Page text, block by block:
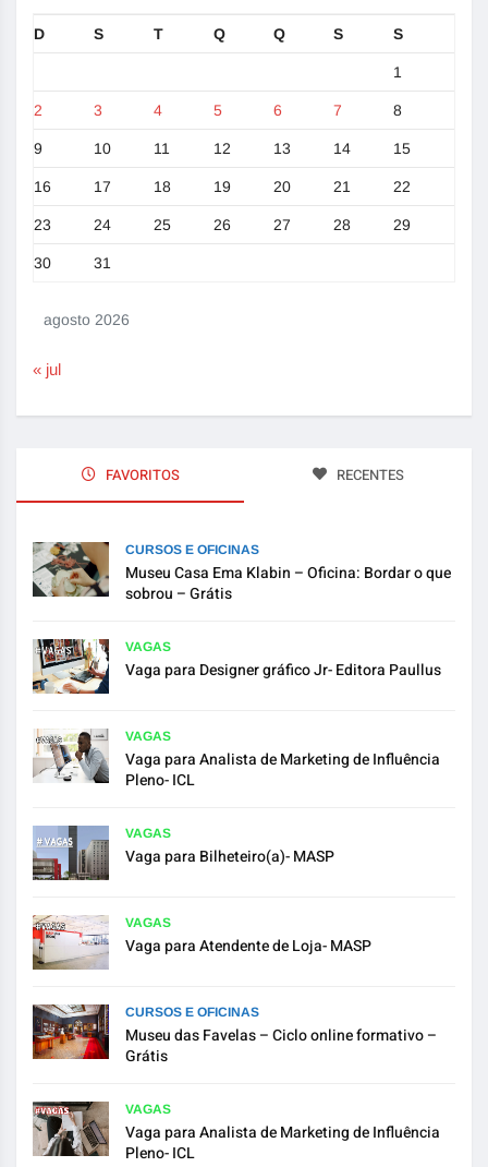
agosto 2026
D S T Q Q S S
1
2 3 4 5 6 7 8
9 10 11 12 13 14 15
16 17 18 19 20 21 22
23 24 25 26 27 28 29
30 31
« jul
FAVORITOS RECENTES
CURSOS E OFICINAS
Museu Casa Ema Klabin – Oficina: Bordar o que
sobrou – Grátis
VAGAS
Vaga para Designer gráfico Jr- Editora Paullus
VAGAS
Vaga para Analista de Marketing de Influência
Pleno- ICL
VAGAS
Vaga para Bilheteiro(a)- MASP
VAGAS
Vaga para Atendente de Loja- MASP
CURSOS E OFICINAS
Museu das Favelas – Ciclo online formativo –
Grátis
VAGAS
Vaga para Analista de Marketing de Influência
Pleno- ICL